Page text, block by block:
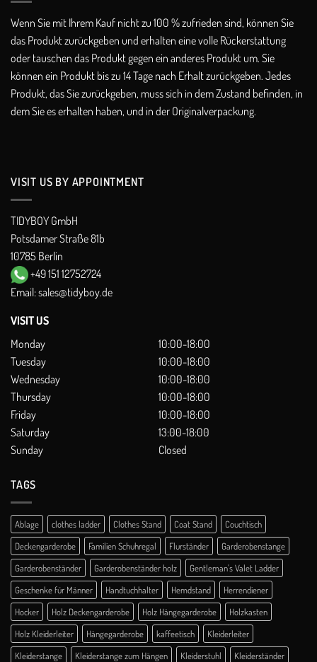
Wenn Sie mit Ihrem Kauf nicht zu 100 % zufrieden sind, können Sie
das Produkt zurückgeben und erhalten eine volle Rückerstattung
oder tauschen das Produkt gegen ein anderes Produkt um. Sie
können ein Produkt bis zu 14 Tage nach Erhalt zurückgeben. Jedes
Produkt, das Sie zurückgeben, muss sich in dem Zustand befinden, in
dem Sie es erhalten haben, und in der Originalverpackung.
VISIT US BY APPOINTMENT
TIDYBOY GmbH
Potsdamer Straße 81b
10785 Berlin
+49 151 12752724
Email:sales@tidyboy.de
VISIT US
Monday
10:00-18:00
Tuesday
10:00-18:00
Wednesday
10:00-18:00
Thursday
10:00-18:00
Friday
10:00-18:00
Saturday
13:00-18:00
Sunday
Closed
TAGS
Ablage clothes ladder Clothes Stand Coat Stand
Couchtisch
Deckengarderobe
Familien Schuhregal Flurständer
Garderobenstange
Garderobenständer
Garderobenständer holz
Gentleman's Valet Ladder
Geschenke für Männer
Handtuchhalter Hemdstand
Herrendiener
Hocker
Holz Deckengarderobe Holz Hängegarderobe
Holzkasten
Holz Kleiderleiter
Hängegarderobe kaffeetisch
Kleiderleiter
Kleiderstange
Kleiderstange zum Hängen Kleiderstuhl
Kleiderständer